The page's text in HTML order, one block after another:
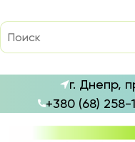
г. Днепр,
+380 (68) 258-